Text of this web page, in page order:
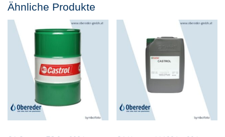
Ähnliche Produkte